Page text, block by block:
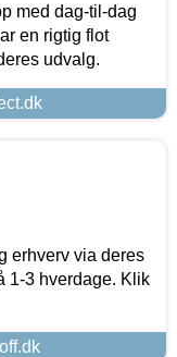
med dag-til-dag
en rigtig flot
udvalg.
erhverv via deres
1-3 hverdage. Klik